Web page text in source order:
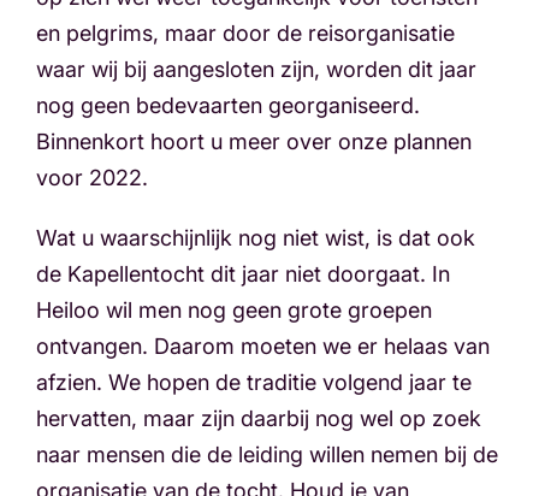
en pelgrims, maar door de reisorganisatie
waar wij bij aangesloten zijn, worden dit jaar
nog geen bedevaarten georganiseerd.
Binnenkort hoort u meer over onze plannen
voor 2022.
Wat u waarschijnlijk nog niet wist, is dat ook
de Kapellentocht dit jaar niet doorgaat. In
Heiloo wil men nog geen grote groepen
ontvangen. Daarom moeten we er helaas van
afzien. We hopen de traditie volgend jaar te
hervatten, maar zijn daarbij nog wel op zoek
naar mensen die de leiding willen nemen bij de
organisatie van de tocht. Houd je van